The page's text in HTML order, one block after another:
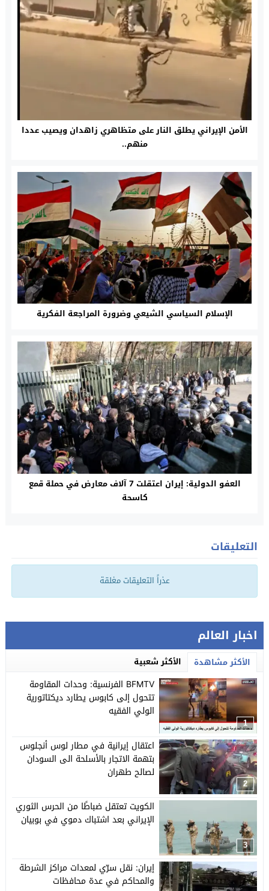
الأمن الإيراني يطلق النار على متظاهري زاهدان ويصيب عددا
منهم..
الإسلام السياسي الشيعي وضرورة المراجعة الفكرية
العفو الدولية: إيران اعتقلت 7 آلاف معارض في حملة قمع
كاسحة
التعليقات
عذراً التعليقات مغلقة
اخبار العالم
الأكثر مشاهدة الأكثر شعبية
1
BFMTV الفرنسية: وحدات المقاومة
تتحول إلى كابوس يطارد ديكتاتورية
الولي الفقيه
2
اعتقال إيرانية في مطار لوس أنجلوس
بتهمة الاتجار بالأسلحة الى السودان
لصالح طهران
3
الكويت تعتقل ضباطًا من الحرس الثوري
الإيراني بعد اشتباك دموي في بوبيان
إيران: نقل سرّي لمعدات مراكز الشرطة
والمحاكم في عدة محافظات